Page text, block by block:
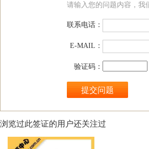
请输入您的问题内容，我
联系电话：
E-MAIL：
验证码：
浏览过此签证的用户还关注过